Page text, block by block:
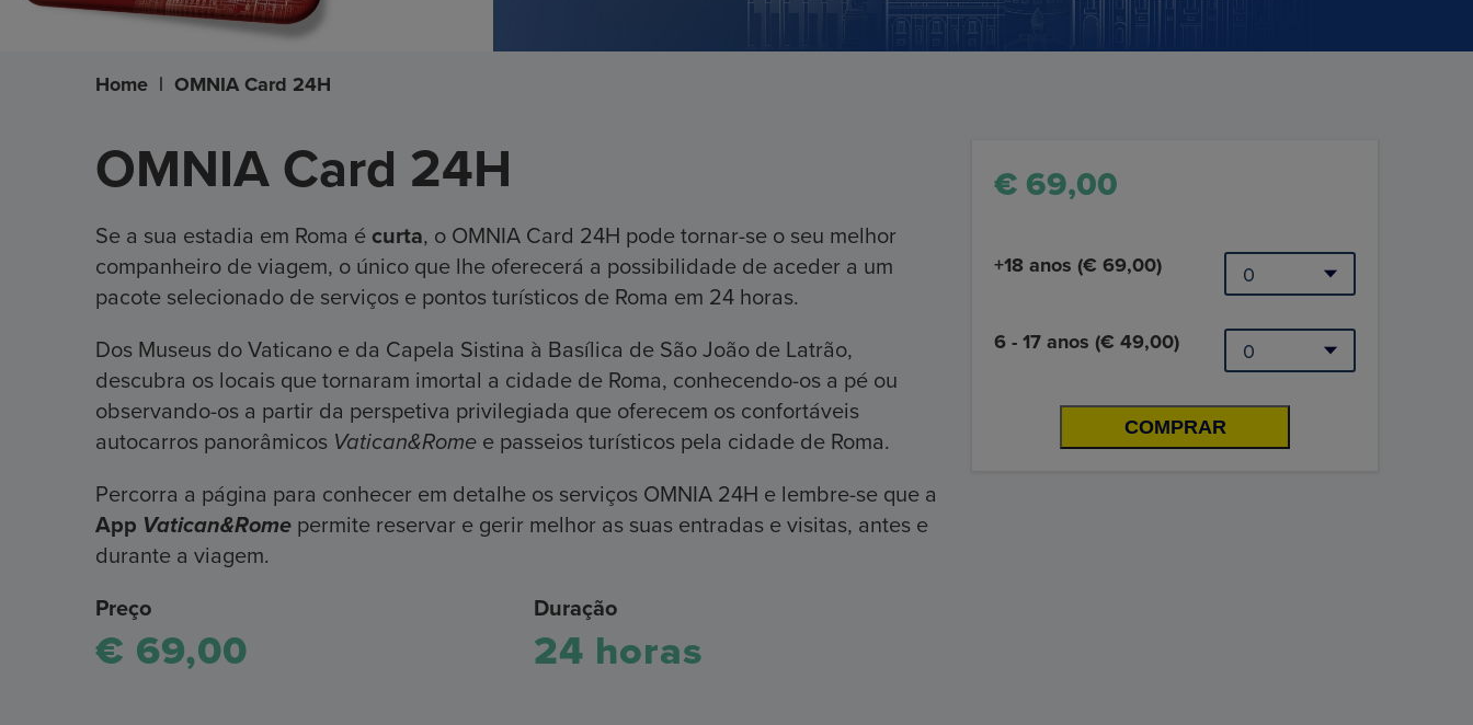
Home | OMNIA Card 24H
OMNIA Card 24H
Se a sua estadia em Roma é curta, o OMNIA Card 24H pode tornar-se o seu melhor
companheiro de viagem, o único que lhe oferecerá a possibilidade de aceder a um
pacote selecionado de serviços e pontos turísticos de Roma em 24 horas.
Dos Museus do Vaticano e da Capela Sistina à Basílica de São João de Latrão,
descubra os locais que tornaram imortal a cidade de Roma, conhecendo-os a pé ou
observando-os a partir da perspetiva privilegiada que oferecem os confortáveis ​​
autocarros panorâmicos Vatican&Rome e passeios turísticos pela cidade de Roma.
Percorra a página para conhecer em detalhe os serviços OMNIA 24H e lembre-se que a
App Vatican&Rome permite reservar e gerir melhor as suas entradas e visitas, antes e
durante a viagem.
Preço
€ 69,00
Duração
24 horas
€ 69,00
+18 anos (€ 69,00)
6 - 17 anos (€ 49,00)